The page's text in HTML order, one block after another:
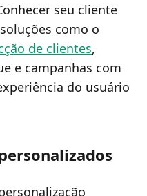
seu cliente
como o
de clientes,
e campanhas com
do usuário